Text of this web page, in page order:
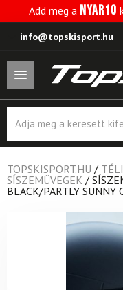
Add meg a NYAR10
info@topskisport.hu
search
TOPSKISPORT.HU /
SÍSZEMÜVEGEK /
BLACK/PARTLY SUNNY